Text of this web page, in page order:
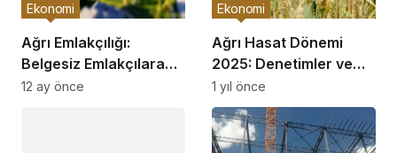
Ağrı Emlakçılığı:
Belgesiz Emlakçılara
Dikkat!
Ekonomi
12 ay önce
Ağrı Hasat Dönemi
2025: Denetimler ve
Kurallar
Ekonomi
1 yıl önce